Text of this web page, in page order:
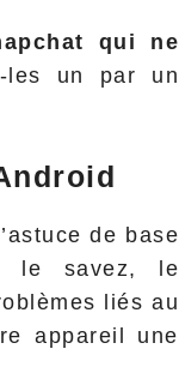
qui ne
les un par un
de base
le savez, le
liés au
appareil une